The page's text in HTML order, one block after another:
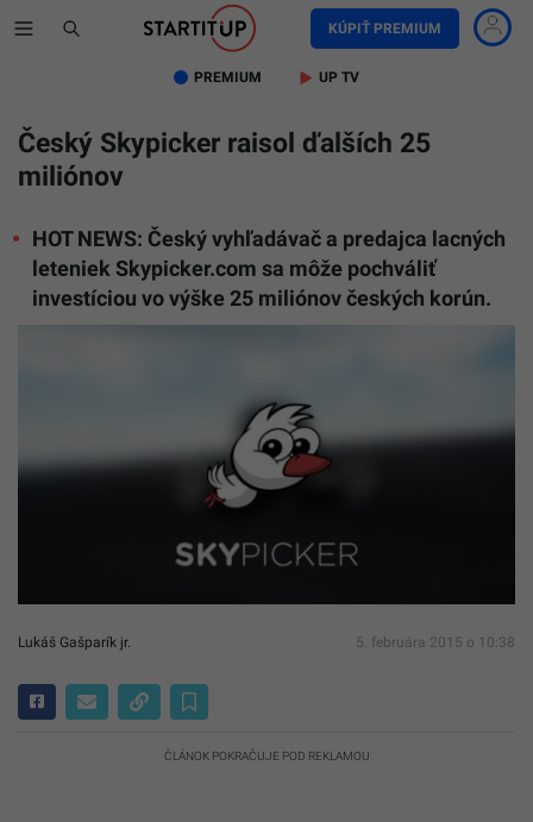
KÚPIŤ PREMIUM
PREMIUM UP TV
Český Skypicker raisol ďalších 25
miliónov
HOT NEWS: Český vyhľadávač a predajca lacných
leteniek Skypicker.com sa môže pochváliť
investíciou vo výške 25 miliónov českých korún.
Lukáš Gašparík jr. 5. februára 2015 o 10:38
ČLÁNOK POKRAČUJE POD REKLAMOU